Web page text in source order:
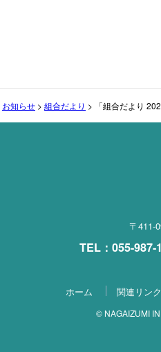
お知らせ > 組合だより > 「組合だより
〒411-
TEL：055-
ホーム 関連リン
© NAGAIZUMI